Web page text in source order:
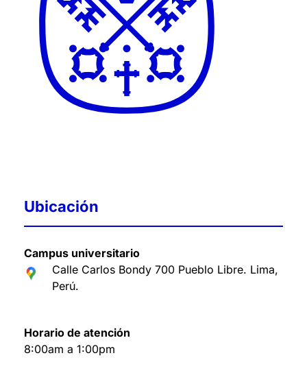
Ubicación
Campus universitario
Calle Carlos Bondy 700 Pueblo Libre. Lima,
Perú.
Horario de atención
8:00am a 1:00pm